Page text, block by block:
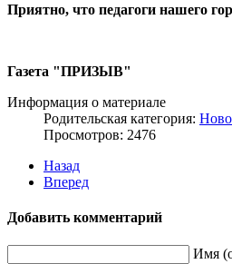
Приятно, что педагоги нашего го­
Газета "ПРИЗЫВ"
Информация о материале
Родительская категория:
Просмотров: 2476
Назад
Вперед
Добавить комментарий
Имя